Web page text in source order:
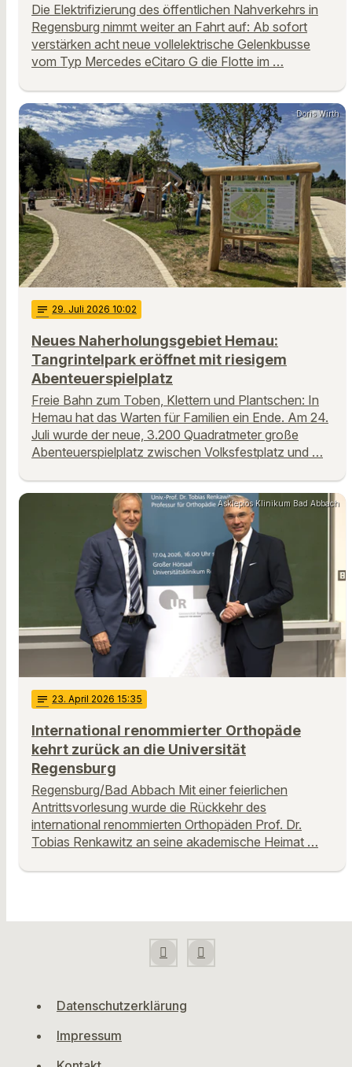
Die Elektrifizierung des öffentlichen Nahverkehrs in
Regensburg nimmt weiter an Fahrt auf: Ab sofort
verstärken acht neue vollelektrische Gelenkbusse
vom Typ Mercedes eCitaro G die Flotte im …
Doris Wirth
notes 29. Juli 2026 10:02
Neues Naherholungsgebiet Hemau:
Tangrintelpark eröffnet mit riesigem
Abenteuerspielplatz
Freie Bahn zum Toben, Klettern und Plantschen: In
Hemau hat das Warten für Familien ein Ende. Am 24.
Juli wurde der neue, 3.200 Quadratmeter große
Abenteuerspielplatz zwischen Volksfestplatz und …
Asklepios Klinikum Bad Abbach
notes 23. April 2026 15:35
International renommierter Orthopäde
kehrt zurück an die Universität
Regensburg
Regensburg/Bad Abbach Mit einer feierlichen
Antrittsvorlesung wurde die Rückkehr des
international renommierten Orthopäden Prof. Dr.
Tobias Renkawitz an seine akademische Heimat …
Datenschutzerklärung
Impressum